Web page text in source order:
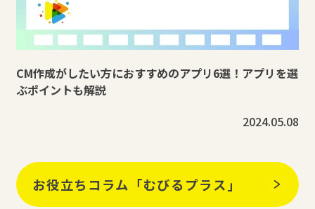
CM作成がしたい方におすすめのアプリ6選！アプリを選
ぶポイントも解説
2024.05.08
お役立ちコラム「むびるプラス」